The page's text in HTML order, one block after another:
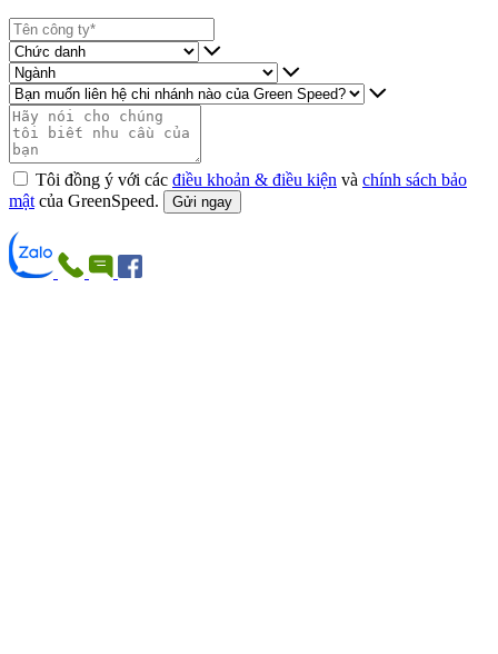
Tôi đồng ý với các điều khoản & điều kiện và chính sách bảo
mật của GreenSpeed. Gửi ngay